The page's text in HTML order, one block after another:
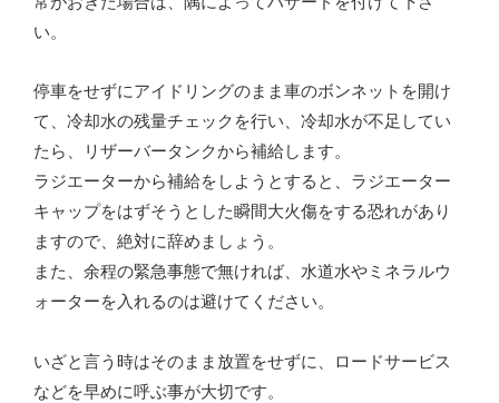
い。
停車をせずにアイドリングのまま車のボンネットを開け
て、冷却水の残量チェックを行い、冷却水が不足してい
たら、リザーバータンクから補給します。
ラジエーターから補給をしようとすると、ラジエーター
キャップをはずそうとした瞬間大火傷をする恐れがあり
ますので、絶対に辞めましょう。
また、余程の緊急事態で無ければ、水道水やミネラルウ
ォーターを入れるのは避けてください。
いざと言う時はそのまま放置をせずに、ロードサービス
などを早めに呼ぶ事が大切です。